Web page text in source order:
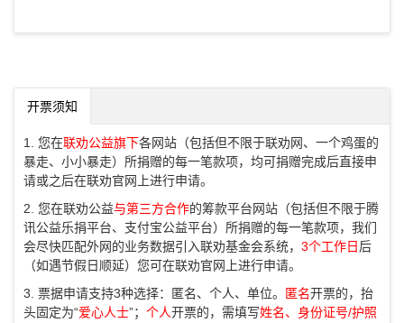
开票须知
1. 您在联劝公益旗下各网站（包括但不限于联劝网、一个鸡蛋的
暴走、小小暴走）所捐赠的每一笔款项，均可捐赠完成后直接申
请或之后在联劝官网上进行申请。
2. 您在联劝公益与第三方合作的筹款平台网站（包括但不限于腾
讯公益乐捐平台、支付宝公益平台）所捐赠的每一笔款项，我们
会尽快匹配外网的业务数据引入联劝基金会系统， 3个工作日 后
（如遇节假日顺延）您可在联劝官网上进行申请。
3. 票据申请支持3种选择：匿名、个人、单位。
匿名开票的，抬
头固定为“爱心人士”； 个人开票的，需填写姓名、身份证号/护照